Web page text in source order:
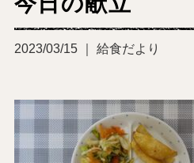
2023/03/15 ｜ 給食だより